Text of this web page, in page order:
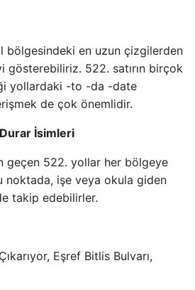
bölgesindeki en uzun çizgilerden
522. satırın birçok
yollardaki -to -da -date
de çok önemlidir.
İsimleri
geçen 522. yollar her bölgeye
noktada, işe veya okula giden
takip edebilirler.
Eşref Bitlis Bulvarı,